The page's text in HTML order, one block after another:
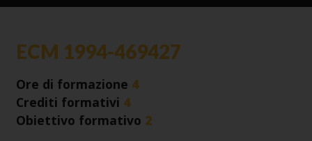
ECM 1994-469427
Ore di formazione 4
Crediti formativi 4
Obiettivo formativo 2